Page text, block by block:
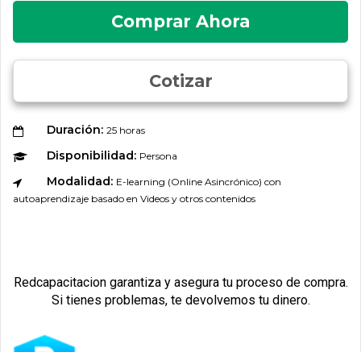
Comprar Ahora
Cotizar
Duración: 25 horas
Disponibilidad: Persona
Modalidad: E-learning (Online Asincrónico) con
autoaprendizaje basado en Videos y otros contenidos
Redcapacitacion garantiza y asegura tu proceso de compra.
Si tienes problemas, te devolvemos tu dinero.